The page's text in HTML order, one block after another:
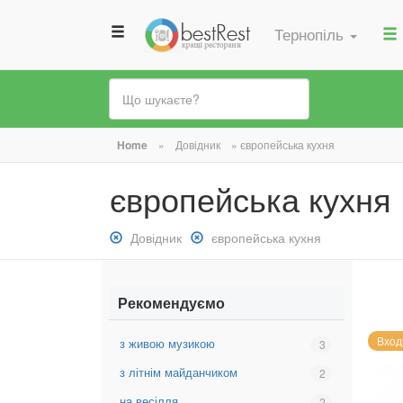
Тернопіль
Ви
є
тут
Home » Довідник » європейська кухня
європейська кухня
Зняти
фільтр:
Довідник
Зняти
фільтр:
кухня
європейська кухня
Рекомендуємо
з живою музикою 3
з
з літнім майданчиком 2